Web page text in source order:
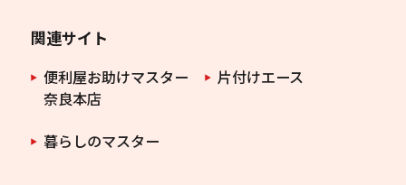
関連サイト
便利屋お助けマスター
奈良本店
片付けエース
暮らしのマスター